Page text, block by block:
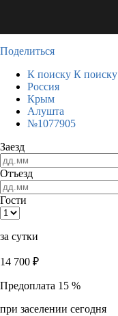
Поделиться
К поиску К поиску
Россия
Крым
Алушта
№1077905
Заезд
Отъезд
Гости
за сутки
14 700 ₽
Предоплата 15 %
при заселении сегодня